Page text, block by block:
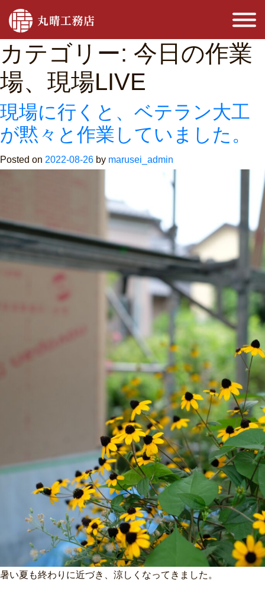
カテゴリー: 今日の作業
場、現場LIVE
現場に行くと、ベテラン大工
が黙々と作業していました。
Posted on 2022-08-26 by marusei_admin
暑い夏も終わりに近づき、涼しくなってきました。